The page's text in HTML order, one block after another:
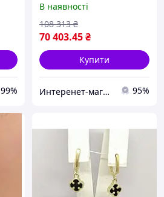
99%
В наявності
70 403.45₴
108 313 ₴
Купити
Интеренет-магазин "Jewellery Continent" 95%